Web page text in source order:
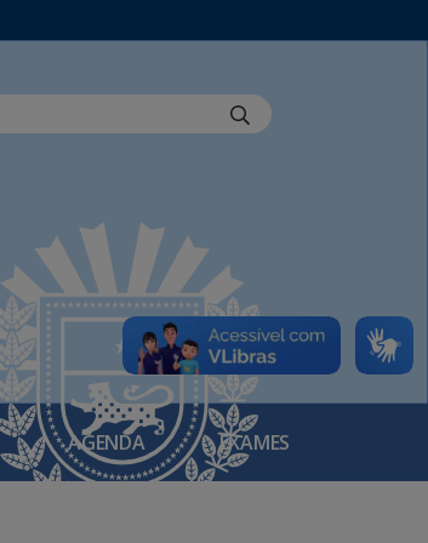
AGENDA EXAMES